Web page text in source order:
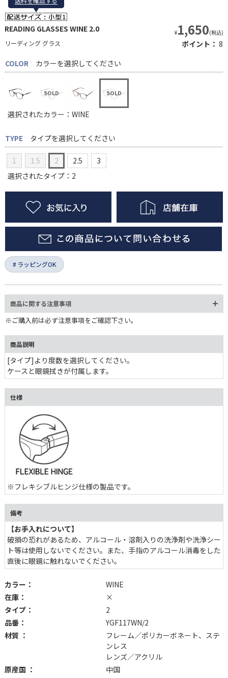
READING GLASSES WINE 2.0
リーディング グラス
¥1,650(税込)
ポイント： 8
COLOR
カラーを選択してください
選択されたカラー：WINE
TYPE タイプを選択してください
1 1.5 2 2.5
3
選択されたタイプ：2
ラッピングOK
商品に関する注意事項
※ご購入前は必ず注意事項をご確認下さい。
商品説明
[タイプ]より度数を選択してください。
ケースと眼鏡拭きが付属します。
仕様
※フレキシブルヒンジ仕様の製品です。
備考
【お手入れについて】
破損の恐れがあるため、アルコール・溶剤入りの洗浄剤や洗浄シー
ト等は使用しないでください。また、手指のアルコール消毒をした
直後に眼鏡に触れないでください。
カラー：
WINE
在庫：
×
タイプ：
2
品番：
YGF117WN/2
材質 ：
フレーム／ポリカーボネート、ステ
ンレス
レンズ／アクリル
原産国 ：
中国